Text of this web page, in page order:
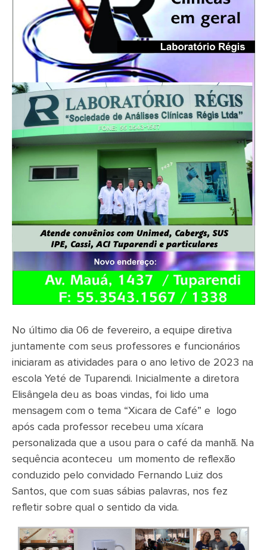
No último dia 06 de fevereiro, a equipe diretiva
juntamente com seus professores e funcionários
iniciaram as atividades para o ano letivo de 2023 na
escola Yeté de Tuparendi. Inicialmente a diretora
Elisângela deu as boas vindas, foi lido uma
mensagem com o tema “Xicara de Café” e logo
após cada professor recebeu uma xícara
personalizada que a usou para o café da manhã. Na
sequência aconteceu um momento de reflexão
conduzido pelo convidado Fernando Luiz dos
Santos, que com suas sábias palavras, nos fez
refletir sobre qual o sentido da vida.